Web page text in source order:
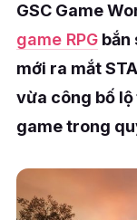
GSC Game
game RPGbắn
mới ra mắt
vừa công bố
game trong